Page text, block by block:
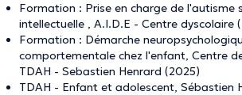
Formation : Prise en charge de l'autisme
intellectuelle , A.I.D.E - Centre dyscolaire
Formation : Démarche
comportementale chez l'enfant, Centre
TDAH - Sebastien Henrard (2025)
TDAH - Enfant et adolescent, Sébastien